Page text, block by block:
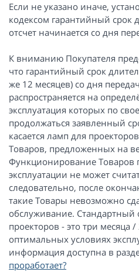
Если не указано иначе,
кодексом гарантийный срок
отсчет начинается со дня
К вниманию Покупателя
что гарантийный срок
же 12 месяцев) со дня
распространяется на
эксплуатация которых по
продолжаться заявленный
касается ламп для
Товаров, предложенных на
Функционирование Товаров
эксплуатации не может
следовательно, после
такие Товары невозможно
обслуживание. Стандартный
проекторов - это три месяца
оптимальных условиях
информация доступна в
проработает?